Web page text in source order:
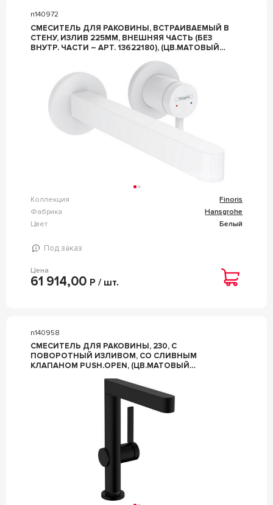
n140972
СМЕСИТЕЛЬ ДЛЯ РАКОВИНЫ, ВСТРАИВАЕМЫЙ В
СТЕНУ, ИЗЛИВ 225ММ, ВНЕШНЯЯ ЧАСТЬ (БЕЗ
ВНУТР. ЧАСТИ – АРТ. 13622180), (ЦВ.МАТОВЫЙ
Коллекция
Finoris
Фабрика
Hansgrohe
Цвет
Белый
Под заказ
Цена
61 914,00 Р / шт.
n140958
СМЕСИТЕЛЬ ДЛЯ РАКОВИНЫ, 230, С
ПОВОРОТНЫЙ ИЗЛИВОМ, СО СЛИВНЫМ
КЛАПАНОМ PUSH.OPEN, (ЦВ.МАТОВЫЙ